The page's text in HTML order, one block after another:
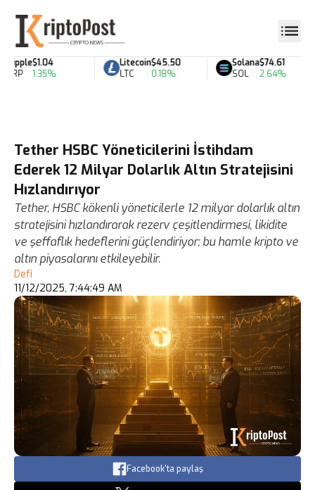
Ripple
XRP
$1.04
1.35%
Litecoin
LTC
$45.50
0.18%
Solana
SOL
$74.61
2.64%
Tether HSBC Yöneticilerini İstihdam
Ederek 12 Milyar Dolarlık Altın Stratejisini
Hızlandırıyor
Tether, HSBC kökenli yöneticilerle 12 milyar dolarlık altın
stratejisini hızlandırarak rezerv çeşitlendirmesi, likidite
ve şeffaflık hedeflerini güçlendiriyor; bu hamle kripto ve
altın piyasalarını etkileyebilir.
Defi
11/12/2025, 7:44:49 AM
Facebook'ta paylaş